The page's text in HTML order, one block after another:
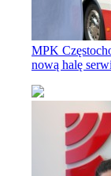
MPK
nową halę